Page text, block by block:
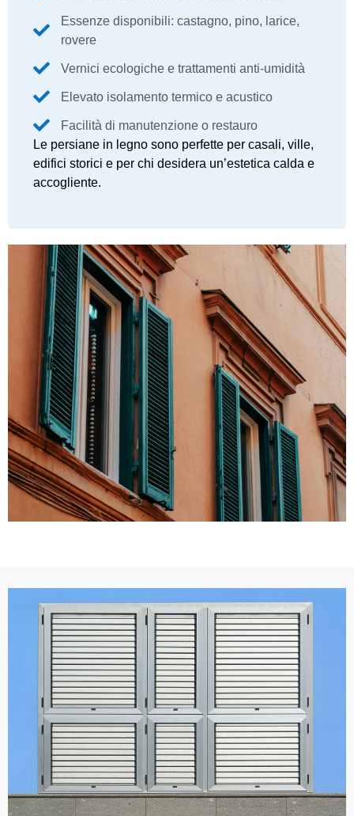
Essenze disponibili: castagno, pino, larice,
rovere
Vernici ecologiche e trattamenti anti-umidità
Elevato isolamento termico e acustico
Facilità di manutenzione o restauro
Le persiane in legno sono perfette per casali, ville,
edifici storici e per chi desidera un’estetica calda e
accogliente.